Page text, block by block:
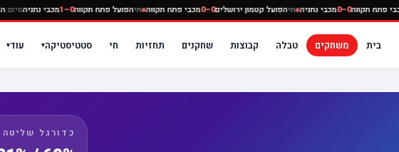
חי מכבי פתח תקווה0–0 מכבי נתניה חיהפועל קטמון ירושלים0–0 מכבי פתח תקווה חיהפועל פתח תקווה0–1 מכבי
בית משחקים טבלה קבוצות שחקנים תחזיות חי סטטיסטיקה▾ עוד▾
כדורגל שליטה